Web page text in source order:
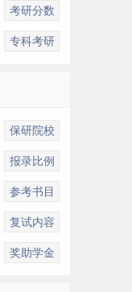
考研分数
专科考研
保研院校
报录比例
参考书目
复试内容
奖助学金